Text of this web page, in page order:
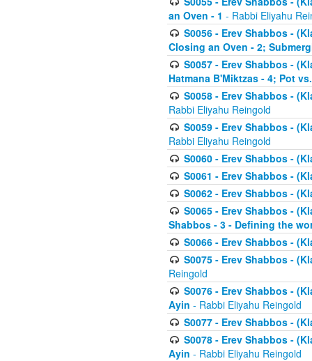
an Oven - 1 - Rabbi Eliyahu
S0056 - Erev Shabbos -
Closing an Oven - 2;
S0057 - Erev Shabbos -
Hatmana B'Miktzas - 4; Pot
S0058 - Erev Shabbos -
Rabbi Eliyahu Reingold
S0059 - Erev Shabbos -
Rabbi Eliyahu Reingold
S0060 - Erev Shabbos -
S0061 - Erev Shabbos -
S0062 - Erev Shabbos -
S0065 - Erev Shabbos -
Shabbos - 3 - Defining the
S0066 - Erev Shabbos -
S0075 - Erev Shabbos -
Reingold
S0076 - Erev Shabbos -
Ayin - Rabbi Eliyahu Reingold
S0077 - Erev Shabbos -
S0078 - Erev Shabbos -
Ayin - Rabbi Eliyahu Reingold